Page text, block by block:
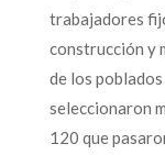
trabajadores
construcción y
de los
seleccionaron
120 que